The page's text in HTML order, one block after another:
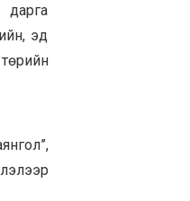
дарга
эд